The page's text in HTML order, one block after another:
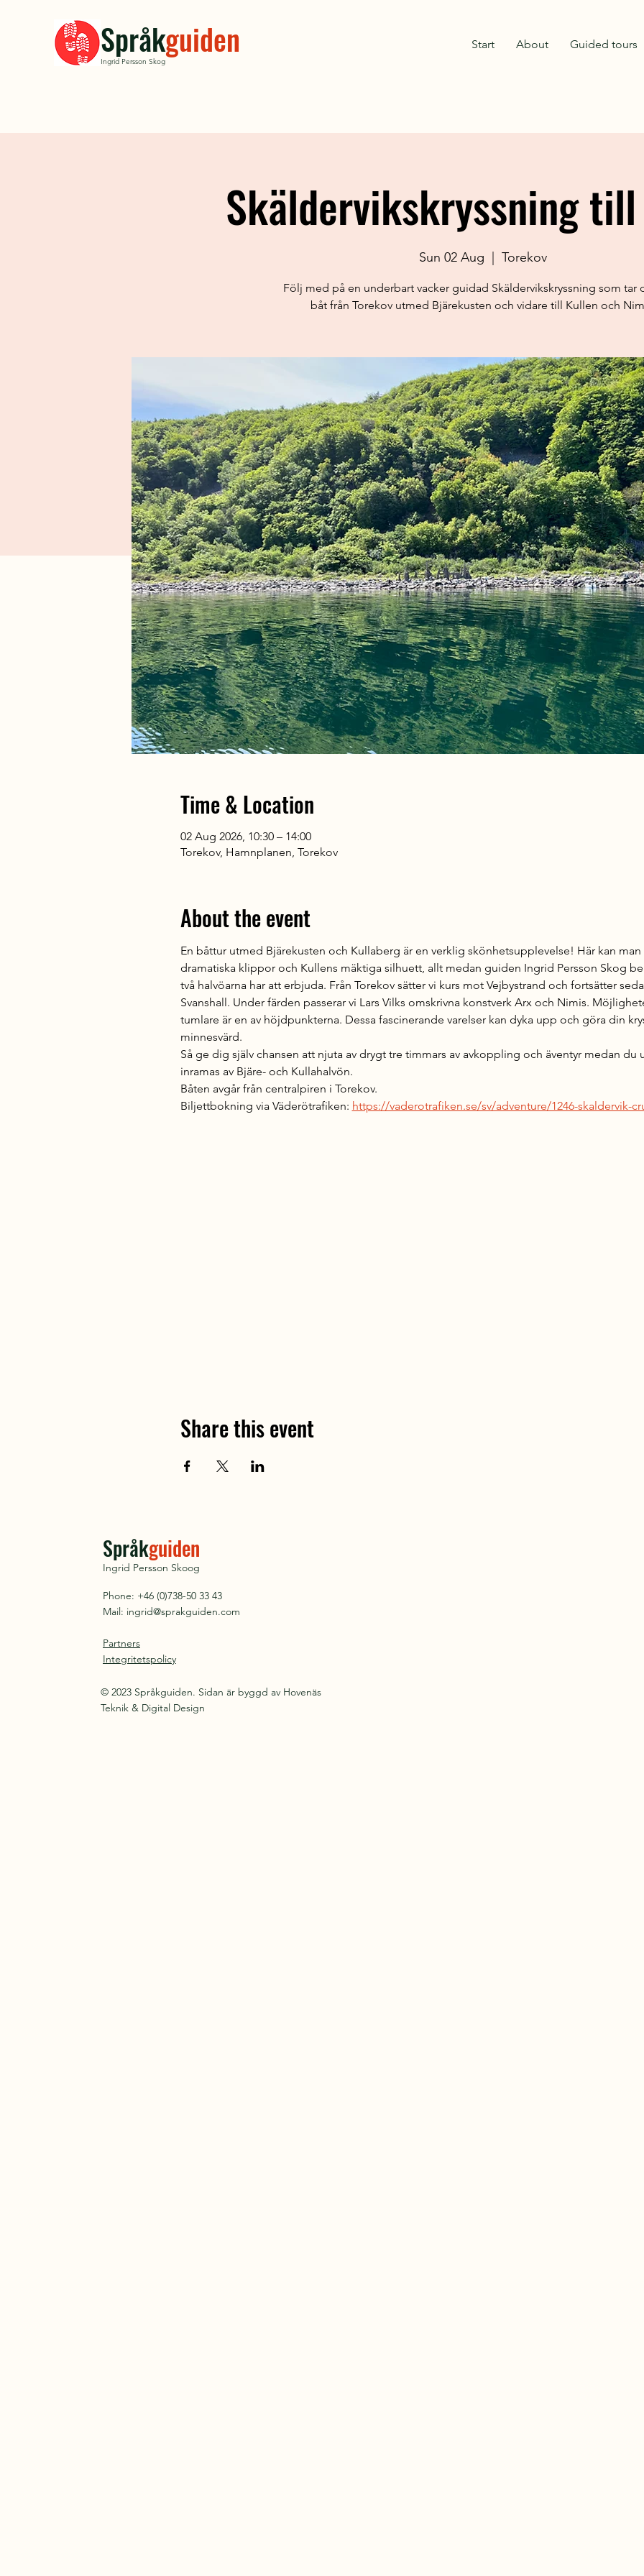
Språkguiden
Ingrid Persson Skog
Start About Guided tours
Skäldervikskryssning
Sun 02 Aug Torekov
Följ med på en underbart vacker guidad Skäldervikskryssning som tar
båt från Torekov utmed Bjärekusten och vidare till Kullen och
Time & Location
02 Aug 2026, 10:30 – 14:00
Torekov, Hamnplanen, Torekov
About the event
En båttur utmed Bjärekusten och Kullaberg är en verklig skönhetsupplevelse! Här kan
dramatiska klippor och Kullens mäktiga silhuett, allt medan guiden Ingrid Persson Skog
två halvöarna har att erbjuda. Från Torekov sätter vi kurs mot Vejbystrand och fortsätter
Svanshall. Under färden passerar vi Lars Vilks omskrivna konstverk Arx och Nimis.
tumlare är en av höjdpunkterna. Dessa fascinerande varelser kan dyka upp och göra din
minnesvärd.
Så ge dig själv chansen att njuta av drygt tre timmars av avkoppling och äventyr medan du
inramas av Bjäre- och Kullahalvön.
Båten avgår från centralpiren i Torekov.
Biljettbokning via Väderötrafiken: https://vaderotrafiken.se/sv/adventure/1246-skaldervik-
Share this event
Språkguiden
Ingrid Persson Skoog
Phone: +46 (0)738-50 33 43
Mail: ingrid@sprakguiden.com
Partners
Integritetspolicy
© 2023 Språkguiden. Sidan är byggd av Hovenäs
Teknik & Digital Design